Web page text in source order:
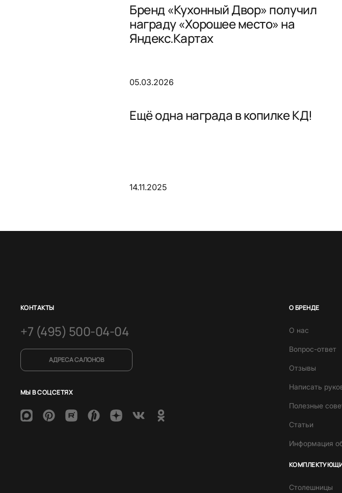
Бренд «Кухонный Двор» получил
награду «Хорошее место» на
Яндекс.Картах
05.03.2026
Ещё одна награда в копилке КД!
14.11.2025
КОНТАКТЫ
+7 (495) 500-04-04
АДРЕСА САЛОНОВ
МЫ В СОЦСЕТЯХ
О БРЕНДЕ
О нас
Вопрос-ответ
Отзывы
Написать
Полезные
Статьи
Информация
Столешницы